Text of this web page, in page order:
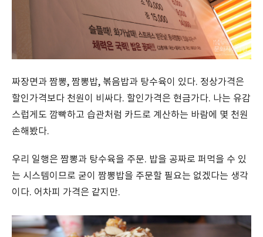
짜장면과 짬뽕, 짬뽕밥, 볶음밥과 탕수육이 있다. 정상가격은
할인가격보다 천원이 비싸다. 할인가격은 현금가다. 나는 유감
스럽게도 깜빡하고 습관처럼 카드로 계산하는 바람에 몇 천원
손해봤다.
우리 일행은 짬뽕과 탕수육을 주문. 밥을 공짜로 퍼먹을 수 있
는 시스템이므로 굳이 짬뽕밥을 주문할 필요는 없겠다는 생각
이다. 어차피 가격은 같지만.